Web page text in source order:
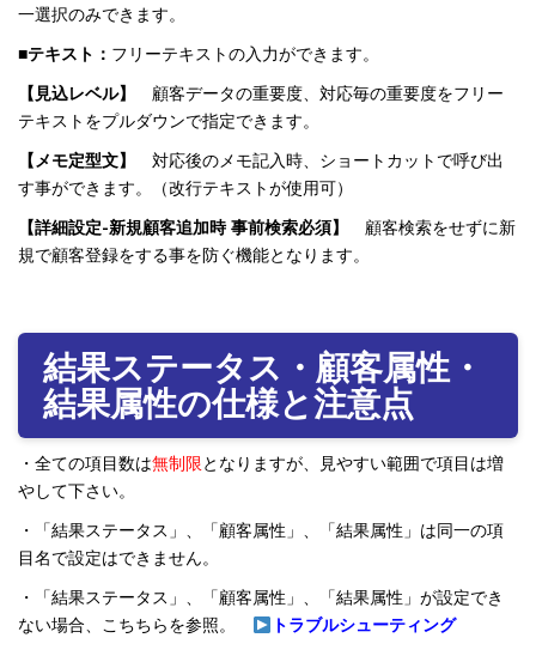
一選択のみできます。
■テキスト： フリーテキストの入力ができます。
【見込レベル】
顧客データの重要度、対応毎の重要度をフリー
テキストをプルダウンで指定できます。
【メモ定型文】
対応後のメモ記入時、ショートカットで呼び出
す事ができます。（改行テキストが使用可）
【詳細設定-新規顧客追加時 事前検索必須】
顧客検索をせずに新
規で顧客登録をする事を防ぐ機能となります。
結果ステータス・顧客属性・
結果属性の仕様と注意点
・全ての項目数は無制限となりますが、見やすい範囲で項目は増
やして下さい。
・「結果ステータス」、「顧客属性」、「結果属性」は同一の項
目名で設定はできません。
・「結果ステータス」、「顧客属性」、「結果属性」が設定でき
ない場合、こちちらを参照。
トラブルシューティング